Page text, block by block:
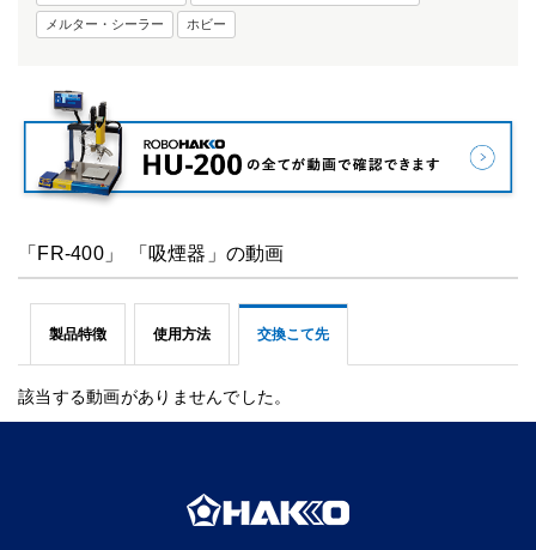
メルター・シーラー ホビー
「FR-400」 「吸煙器」の動画
製品特徴 使用方法 交換こて先
該当する動画がありませんでした。